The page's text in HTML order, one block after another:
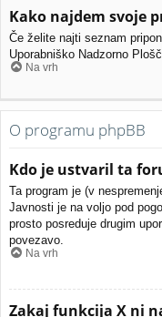
Kako najdem svoje
Če želite najti seznam
Uporabniško Nadzorno
Na vrh
O programu phpBB
Kdo je ustvaril ta
Ta program je (v
Javnosti je na voljo pod
prosto posreduje drugim
povezavo.
Na vrh
Zakaj funkcija X ni